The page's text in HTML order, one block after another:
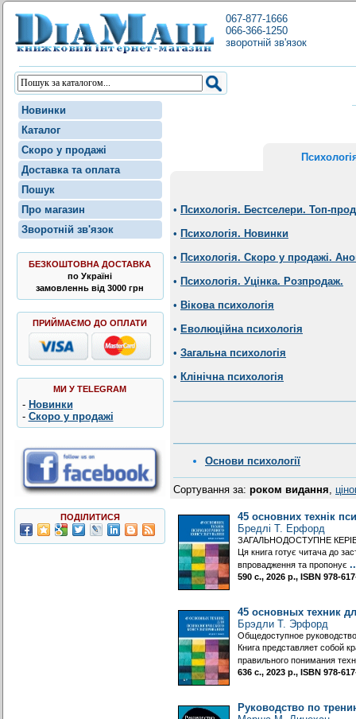
067-877-1666
066-366-1250
зворотній зв'язок
Новинки
Каталог
Скоро у продажі
Доставка та оплата
Пошук
Про магазин
Зворотній зв'язок
БЕЗКОШТОВНА ДОСТАВКА
по Україні
замовленнь від 3000 грн
ПРИЙМАЄМО ДО ОПЛАТИ
МИ У TELEGRAM
- Новинки
- Скоро у продажі
ПОДІЛИТИСЯ
• Психологія. Бестселери. Топ-
• Психологія. Новинки
• Психологія. Скоро у продажі.
• Психологія. Уцінка. Розпродаж.
• Вікова психологія
• Еволюційна психологія
• Загальна психологія
• Клінічна психологія
Основи психології
Сортування за: роком видання
45 основних технік
Бредлі Т. Ерфорд
ЗАГАЛЬНОДОСТУПНЕ
Ця книга готує читача до
впровадження та пропонує
590 с., 2026 р., ISBN 978-
45 основных техник
Брэдли Т. Эрфорд
Общедоступное
Книга представляет собой
правильного понимания
636 с., 2023 р., ISBN 978-
Руководство по